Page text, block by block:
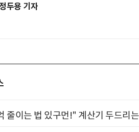
두용 기자
줄이는 법 있구먼!" 계산기 두드리